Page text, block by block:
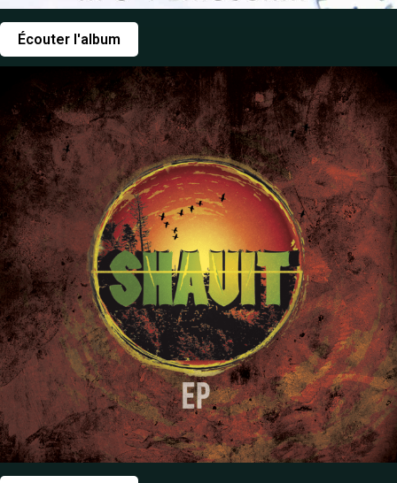
Écouter l'album